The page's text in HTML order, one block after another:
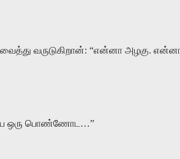
வருடுகிறான்: “என்னா அழகு.
ஒரு பொண்ணோட…”